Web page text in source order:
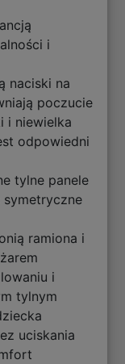
i
naciski na
poczucie
i niewielka
odpowiedni
tylne panele
ramiona i
i
tylnym
uciskania